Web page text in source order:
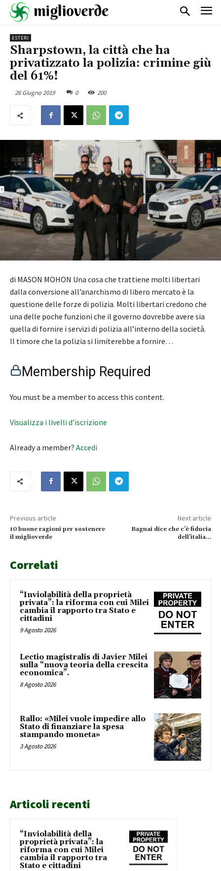
ESTERI
Sharpstown, la città che ha
privatizzato la polizia: crimine giù
del 61%!
26 Giugno 2019 0 200
di MASON MOHON Una cosa che trattiene molti libertari
dalla conversione all’anarchismo di libero mercato è la
questione delle forze di polizia. Molti libertari credono che
una delle poche funzioni che il governo dovrebbe avere sia
quella di fornire i servizi di polizia all’interno della società.
Il timore che la polizia si limiterebbe a fornire…
Membership Required
You must be a member to access this content.
Visualizza i livelli d’iscrizione
Already a member? Accedi
Previous article
10 buone ragioni per sostenere
il miglioverde
Next article
Bagnai dice che c’è fiducia
dell’italia…
Correlati
“Inviolabilità della proprietà
privata”: la riforma con cui Milei
cambia il rapporto tra Stato e
cittadini
9 Agosto 2026
Lectio magistralis di Javier Milei
sulla “nuova teoria della crescita
economica”.
8 Agosto 2026
Rallo: «Milei vuole impedire allo
Stato di finanziare la spesa
stampando moneta»
3 Agosto 2026
Articoli recenti
“Inviolabilità della
proprietà privata”: la
riforma con cui Milei
cambia il rapporto tra
Stato e cittadini